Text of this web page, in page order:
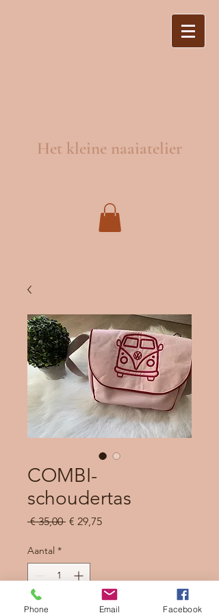
Het kleine naaiatelier
COMBI-
schoudertas
€ 35,00 Normale
€ 29,75Verkoopprijs
Aantal *
Phone Email Facebook